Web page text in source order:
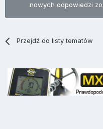
nowych odpowiedzi
Przejdź do listy tematów